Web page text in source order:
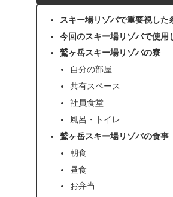
スキー場リゾバで重要視した
今回のスキー場リゾバで使用
鷲ヶ岳スキー場リゾバの寮
自分の部屋
共有スペース
社員食堂
風呂・トイレ
鷲ヶ岳スキー場リゾバの食事
朝食
昼食
お弁当